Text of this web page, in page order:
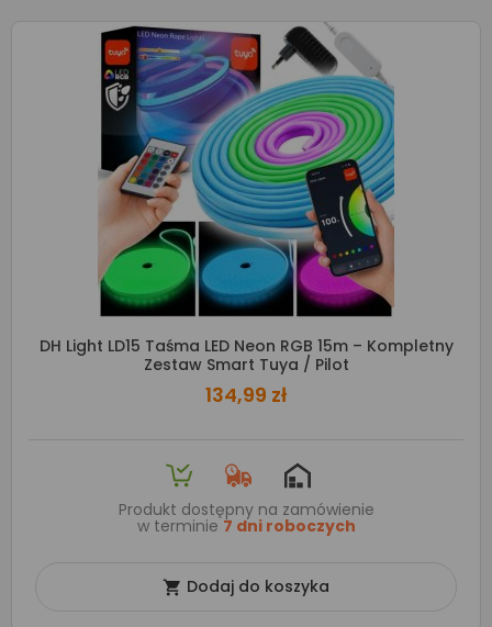
DH Light LD15 Taśma LED Neon RGB 15m – Kompletny
Zestaw Smart Tuya / Pilot
134,99 zł
Produkt dostępny na zamówienie
w terminie 7 dni roboczych
 Dodaj do koszyka